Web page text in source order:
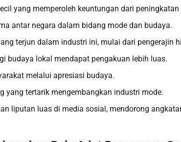
yang memperoleh keuntungan dari
antar negara dalam bidang mode dan budaya.
terjun dalam industri ini, mulai dari pengerajin
budaya lokal mendapat pengakuan lebih luas.
melalui apresiasi budaya.
yang tertarik mengembangkan industri mode.
liputan luas di media sosial, mendorong